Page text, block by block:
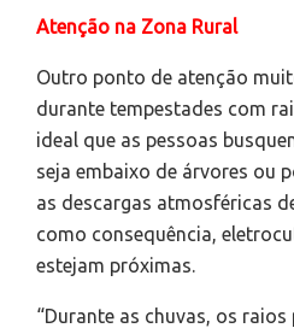
Atenção na Zona Rural
Outro ponto de atenção
durante tempestades com
ideal que as pessoas
seja embaixo de árvores ou
as descargas atmosféricas
como consequência,
estejam próximas.
“Durante as chuvas, os